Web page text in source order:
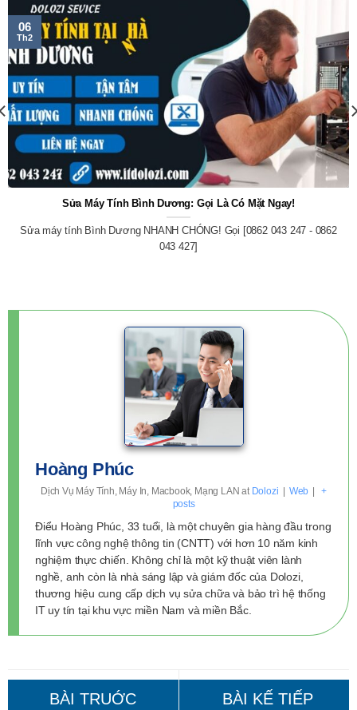
Sửa Máy Tính Bình Dương: Gọi Là Có Mặt Ngay!
Sửa máy tính Bình Dương NHANH CHÓNG! Gọi [0862 043 247 - 0862
043 427]
06
Th2
Hoàng Phúc
Dịch Vụ Máy Tính, Máy In, Macbook, Mạng LAN at Dolozi Web
+
posts
Điểu Hoàng Phúc, 33 tuổi, là một chuyên gia hàng đầu trong
lĩnh vực công nghệ thông tin (CNTT) với hơn 10 năm kinh
nghiệm thực chiến. Không chỉ là một kỹ thuật viên lành
nghề, anh còn là nhà sáng lập và giám đốc của Dolozi,
thương hiệu cung cấp dịch vụ sửa chữa và bảo trì hệ thống
IT uy tín tại khu vực miền Nam và miền Bắc.